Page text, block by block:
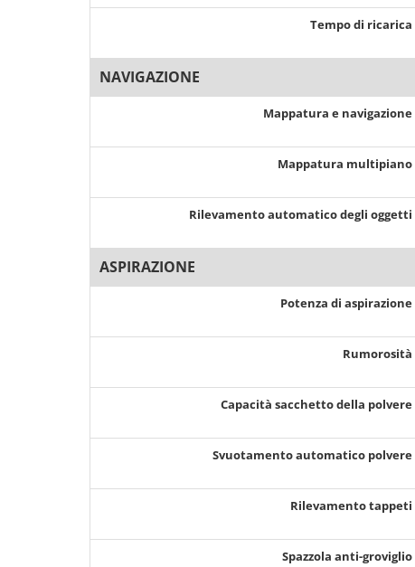
Tempo di ricarica
NAVIGAZIONE
Mappatura e navigazione
Mappatura multipiano
Rilevamento automatico degli oggetti
ASPIRAZIONE
Potenza di aspirazione
Rumorosità
Capacità sacchetto della polvere
Svuotamento automatico polvere
Rilevamento tappeti
Spazzola anti-groviglio